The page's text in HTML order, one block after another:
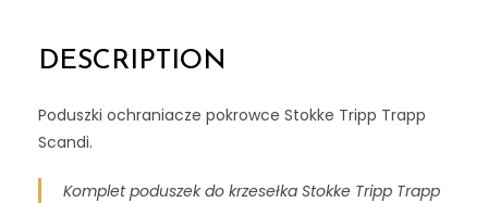
DESCRIPTION
Poduszki ochraniacze pokrowce Stokke Tripp Trapp
Scandi.
Komplet poduszek do krzesełka Stokke Tripp Trapp